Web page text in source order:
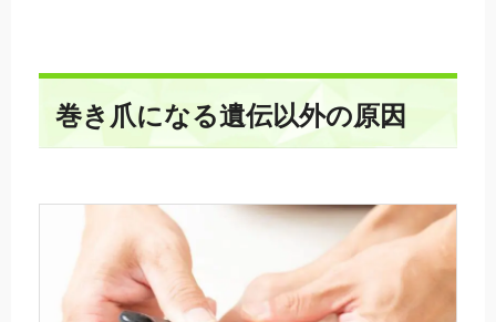
巻き爪になる遺伝以外の原因